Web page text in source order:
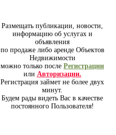
Размещать публикации, новости,
информацию об услугах и
объявления
по продаже либо аренде Объектов
Недвижимости
можно только после Регистрации
или Авторизации.
Регистрация займет не более двух
минут.
Будем рады видеть Вас в качестве
постоянного Пользователя!